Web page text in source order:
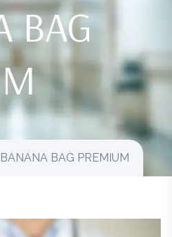
BAG
BANANA BAG PREMIUM